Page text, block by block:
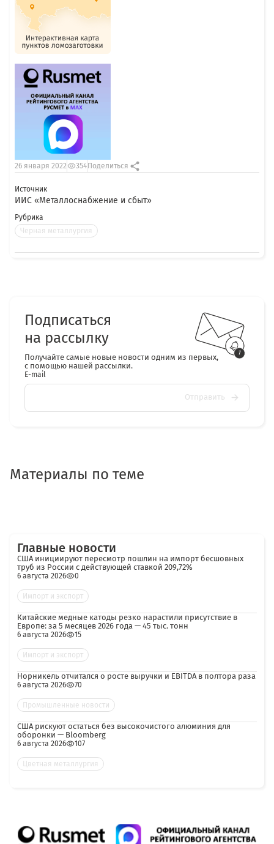
Источник
ИИС «Металлоснабжение и сбыт»
Рубрика
Черная металлургия
26 января 2022 354 Поделиться
Подписаться
на рассылку
Получайте самые новые новости одним из первых,
с помощью нашей рассылки.
E-mail
Отправить
Материалы по теме
Главные новости
США инициируют пересмотр пошлин на импорт бесшовных
труб из России с действующей ставкой 209,72%
6 августа 2026 0
Импорт и экспорт
Китайские медные катоды резко нарастили присутствие в
Европе: за 5 месяцев 2026 года — 45 тыс. тонн
6 августа 2026 15
Импорт и экспорт
Норникель отчитался о росте выручки и EBITDA в полтора раза
6 августа 2026 70
Промышленные новости
США рискуют остаться без высокочистого алюминия для
оборонки — Bloomberg
6 августа 2026 107
Цветная металлургия